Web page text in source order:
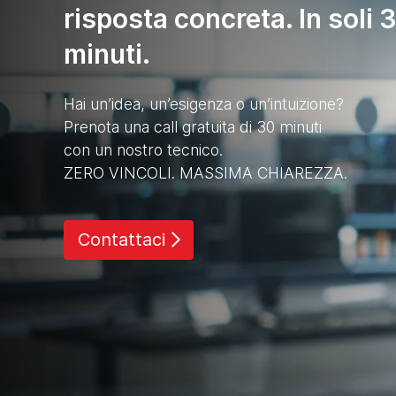
risposta concreta. In soli
minuti.
Hai un’idea, un’esigenza o un’intuizione?
Prenota una call gratuita di 30 minuti
con un nostro tecnico.
ZERO VINCOLI. MASSIMA CHIAREZZA.
Contattaci